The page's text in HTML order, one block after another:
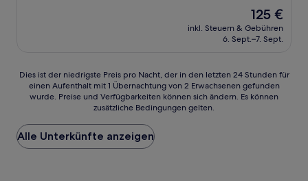
Der
Preis
beträgt
125 €
inkl. Steuern & Gebühren
6. Sept.–7. Sept.
Dies
der
Preis
pro
Nacht,
Dies ist der niedrigste Preis pro Nacht, der in den letzten 24 Stunden für
einen Aufenthalt mit 1 Übernachtung von 2 Erwachsenen gefunden
wurde. Preise und Verfügbarkeiten können sich ändern. Es können
zusätzliche Bedingungen gelten.
Alle Unterkünfte anzeigen